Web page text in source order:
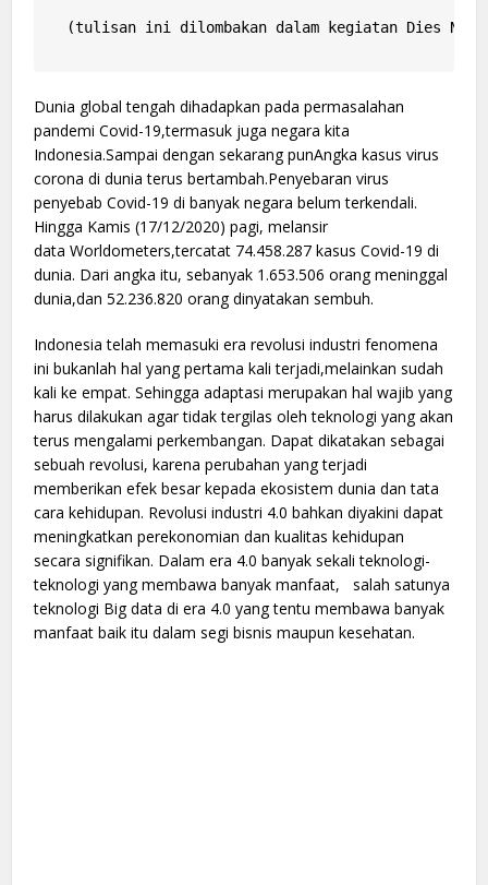
(tulisan ini dilombakan dalam kegiatan Dies
Dunia global tengah dihadapkan pada permasalahan
pandemi Covid-19,termasuk juga negara kita
Indonesia.Sampai dengan sekarang punAngka kasus virus
corona di dunia terus bertambah.Penyebaran virus
penyebab Covid-19 di banyak negara belum terkendali.
Hingga Kamis (17/12/2020) pagi, melansir
data Worldometers,tercatat 74.458.287 kasus Covid-19 di
dunia. Dari angka itu, sebanyak 1.653.506 orang meninggal
dunia,dan 52.236.820 orang dinyatakan sembuh.
Indonesia telah memasuki era revolusi industri fenomena
ini bukanlah hal yang pertama kali terjadi,melainkan sudah
kali ke empat. Sehingga adaptasi merupakan hal wajib yang
harus dilakukan agar tidak tergilas oleh teknologi yang akan
terus mengalami perkembangan. Dapat dikatakan sebagai
sebuah revolusi, karena perubahan yang terjadi
memberikan efek besar kepada ekosistem dunia dan tata
cara kehidupan. Revolusi industri 4.0 bahkan diyakini dapat
meningkatkan perekonomian dan kualitas kehidupan
secara signifikan. Dalam era 4.0 banyak sekali teknologi-
teknologi yang membawa banyak manfaat, salah satunya
teknologi Big data di era 4.0 yang tentu membawa banyak
manfaat baik itu dalam segi bisnis maupun kesehatan.